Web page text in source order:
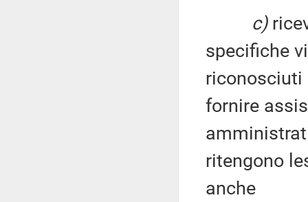
c)
specifiche
riconosciuti
fornire
ritengono
anche